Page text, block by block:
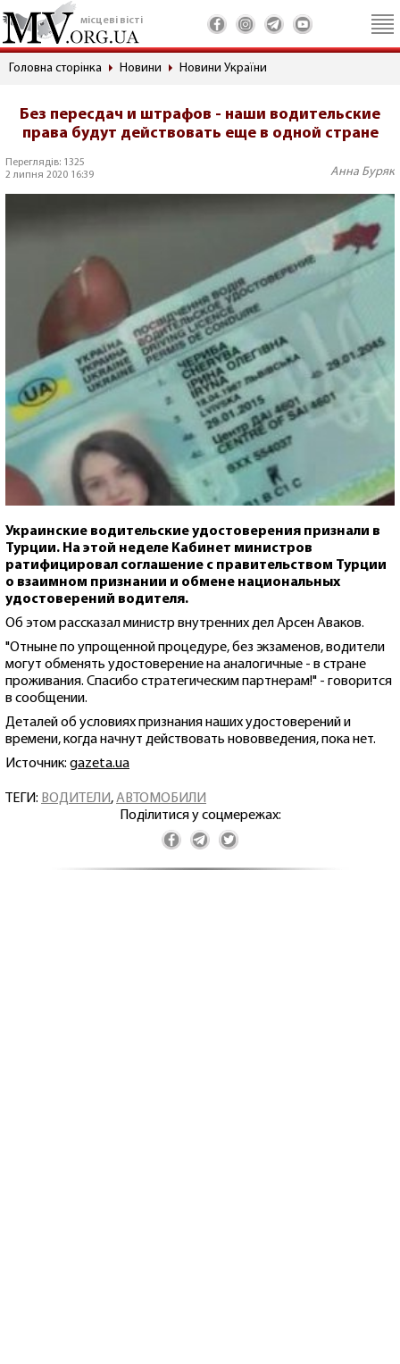
місцеві вісті
Головна сторінка Новини Новини України
Без пересдач и штрафов - наши водительские
права будут действовать еще в одной стране
Переглядів: 1325
2 липня 2020 16:39
Анна Буряк
Украинские водительские удостоверения признали в
Турции. На этой неделе Кабинет министров
ратифицировал соглашение с правительством Турции
о взаимном признании и обмене национальных
удостоверений водителя.
Об этом рассказал министр внутренних дел Арсен Аваков.
"Отныне по упрощенной процедуре, без экзаменов, водители
могут обменять удостоверение на аналогичные - в стране
проживания. Спасибо стратегическим партнерам!" - говорится
в сообщении.
Деталей об условиях признания наших удостоверений и
времени, когда начнут действовать нововведения, пока нет.
Источник: gazeta.ua
ТЕГИ: ВОДИТЕЛИ,АВТОМОБИЛИ
Поділитися у соцмережах: